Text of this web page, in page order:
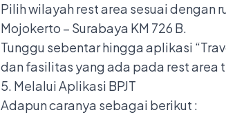
Pilih wilayah rest area sesuai dengan
Mojokerto – Surabaya KM 726 B.
Tunggu sebentar hingga aplikasi
dan fasilitas yang ada pada rest area
5. Melalui Aplikasi BPJT
Adapun caranya sebagai berikut :